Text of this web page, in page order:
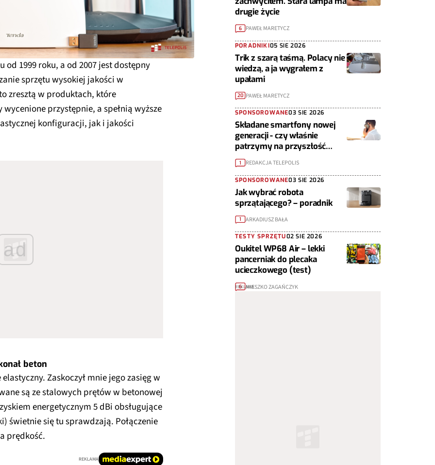
od 1999 roku, a od 2007 jest dostępny
sprzętu wysokiej jakości w
zresztą w produktach, które
wycenione przystępnie, a spełnią wyższe
konfiguracji, jak i jakości
ad
beton
Zaskoczył mnie jego zasięg w
są ze stalowych prętów w betonowej
energetycznym 5 dBi obsługujące
świetnie się tu sprawdzają. Połączenie
prędkość.
REKLAMA
drugie życie
6 PAWEŁ MARETYCZ
PORADNIKI05 SIE 2026
Trik z szarą taśmą. Polacy nie
wiedzą, a ja wygrałem z
upałami
20 PAWEŁ MARETYCZ
SPONSOROWANE03 SIE 2026
Składane smartfony nowej
generacji - czy właśnie
patrzymy na przyszłość
urządzeń mobilnych?
1 REDAKCJA TELEPOLIS
SPONSOROWANE03 SIE 2026
Jak wybrać robota
sprzątającego? – poradnik
1 ARKADIUSZ BAŁA
TESTY SPRZĘTU02 SIE 2026
Oukitel WP68 Air – lekki
pancerniak do plecaka
ucieczkowego (test)
6 MIESZKO ZAGAŃCZYK